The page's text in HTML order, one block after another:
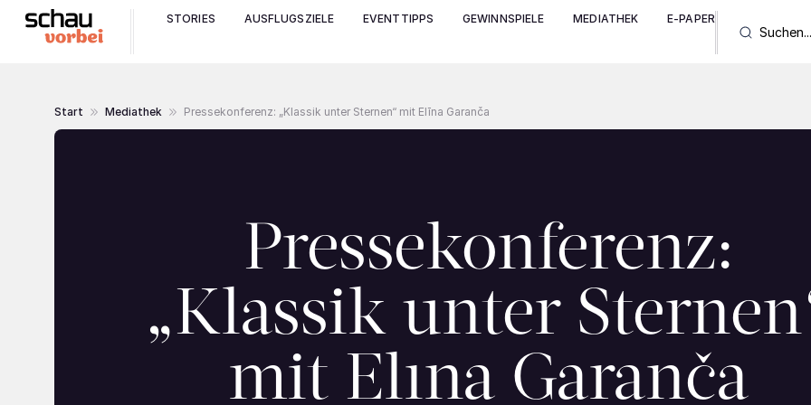
STORIES AUSFLUGSZIELE EVENTTIPPS GEWINNSPIELE MEDIATHEK E-PAPER
Start Mediathek Pressekonferenz: „Klassik unter Sternen“ mit Elīna Garanča
Pressekonferenz:
„Klassik unter
mit Elīna Garanča